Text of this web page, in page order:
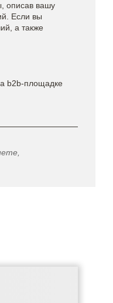
описав вашу
Если вы
а также
b2b-площадке